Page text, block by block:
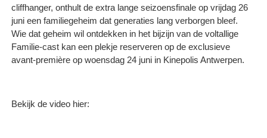
cliffhanger, onthult de extra lange seizoensfinale op vrijdag 26
juni een familiegeheim dat generaties lang verborgen bleef.
Wie dat geheim wil ontdekken in het bijzijn van de voltallige
Familie-cast kan een plekje reserveren op de exclusieve
avant-première op woensdag 24 juni in Kinepolis Antwerpen.
Bekijk de video hier: